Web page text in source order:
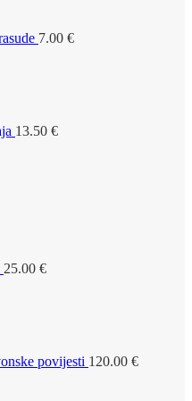
7.00 €
13.50 €
25.00 €
povijesti 120.00 €